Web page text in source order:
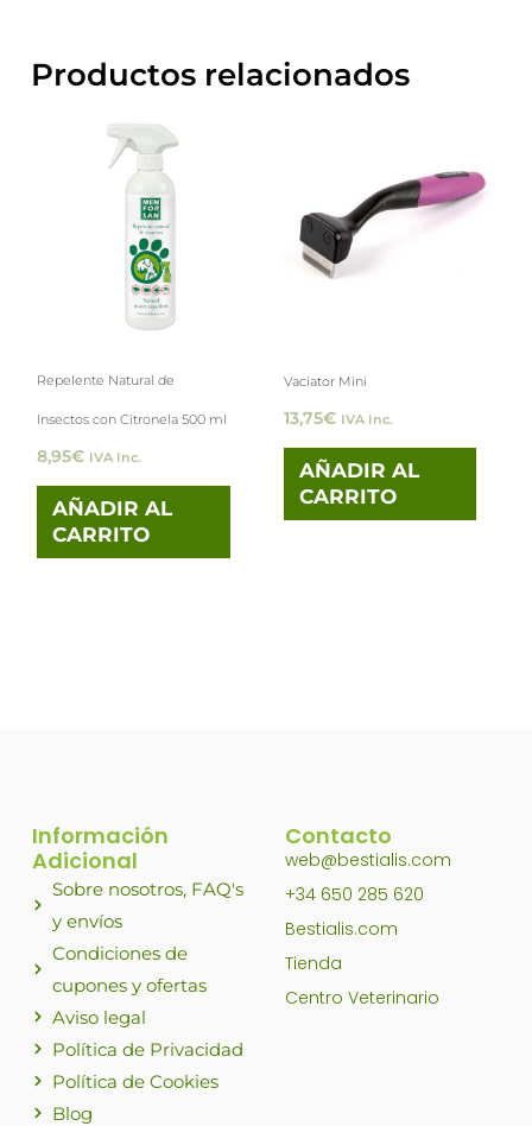
Productos relacionados
Repelente Natural de
Insectos con Citronela 500 ml
8,95€ IVA Inc.
AÑADIR AL
CARRITO
Vaciator Mini
13,75€ IVA Inc.
AÑADIR AL
CARRITO
Información
Adicional
Sobre nosotros, FAQ's
y envíos
Condiciones de
cupones y ofertas
Aviso legal
Política de Privacidad
Política de Cookies
Blog
Contacto
web@bestialis.com
+34 650 285 620
Bestialis.com
Tienda
Centro Veterinario